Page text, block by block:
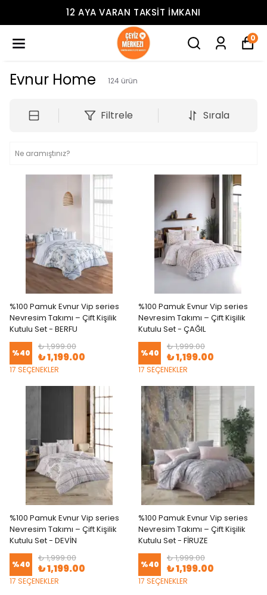
12 AYA VARAN TAKSIT İMKANI
0
Evnur Home 124 ürün
Filtrele Sırala
%100 Pamuk Evnur Vip series
Nevresim Takımı – Çift Kişilik
Kutulu Set - BERFU
%40
₺ 1,999.00
₺ 1,199.00
17 SEÇENEKLER
%100 Pamuk Evnur Vip series
Nevresim Takımı – Çift Kişilik
Kutulu Set - ÇAĞIL
%40
₺ 1,999.00
₺ 1,199.00
17 SEÇENEKLER
%100 Pamuk Evnur Vip series
Nevresim Takımı – Çift Kişilik
Kutulu Set - DEVİN
%40
₺ 1,999.00
₺ 1,199.00
17 SEÇENEKLER
%100 Pamuk Evnur Vip series
Nevresim Takımı – Çift Kişilik
Kutulu Set - FİRUZE
%40
₺ 1,999.00
₺ 1,199.00
17 SEÇENEKLER